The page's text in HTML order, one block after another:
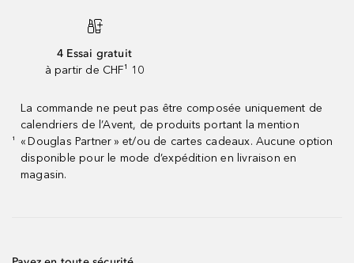
4 Essai gratuit
à partir de CHF¹ 10
¹
La commande ne peut pas être composée uniquement de
calendriers de l’Avent, de produits portant la mention
« Douglas Partner » et/ou de cartes cadeaux. Aucune option
disponible pour le mode d’expédition en livraison en
magasin.